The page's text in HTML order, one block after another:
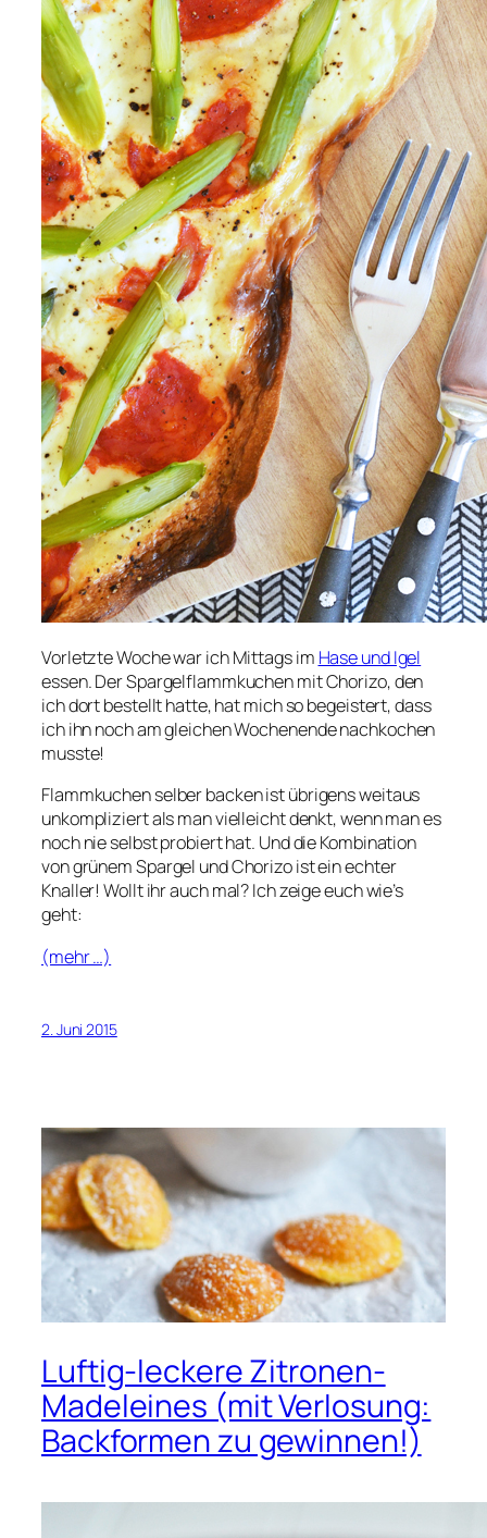
Vorletzte Woche war ich Mittags im Hase und Igel
essen. Der Spargelflammkuchen mit Chorizo, den
ich dort bestellt hatte, hat mich so begeistert, dass
ich ihn noch am gleichen Wochenende nachkochen
musste!
Flammkuchen selber backen ist übrigens weitaus
unkompliziert als man vielleicht denkt, wenn man es
noch nie selbst probiert hat. Und die Kombination
von grünem Spargel und Chorizo ist ein echter
Knaller! Wollt ihr auch mal? Ich zeige euch wie’s
geht:
(mehr …)
2. Juni 2015
Luftig-leckere Zitronen-
Madeleines (mit Verlosung:
Backformen zu gewinnen!)